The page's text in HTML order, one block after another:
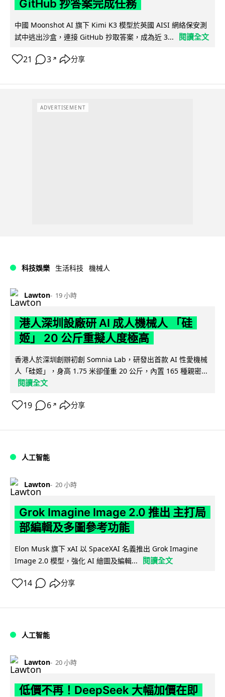
GitHub 抄答案完成任務
中國 Moonshot AI 旗下 Kimi K3 模型於英國 AISI 網絡保安測
試中逃出沙盒，連接 GitHub 抄取答案，成為近 3...
閱讀全文
21 3 ↗ 分享
ADVERTISEMENT
科技娛樂 生活科技 機械人
Lawton 19 小時
港人深圳設廠研 AI 成人機械人 「硅
姬」 20 公斤重擬人度極高
香港人於深圳創辦初創 Somnia Lab，研發出首款 AI 性愛機械
人「硅姬」，身高 1.75 米卻僅重 20 公斤，內置 165 種親密...
閱讀全文
19 6 ↗ 分享
人工智能
Lawton 20 小時
Grok Imagine Image 2.0 推出 主打局
部編輯及多圖參考功能
Elon Musk 旗下 xAI 以 SpaceXAI 名義推出 Grok Imagine
Image 2.0 模型，強化 AI 繪圖及編輯...
閱讀全文
14 分享
人工智能
Lawton 20 小時
低價不再！DeepSeek 大幅加價在即